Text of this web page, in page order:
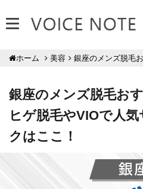
ホーム 美容 銀座のメンズ脱毛
銀座のメンズ脱毛お
ヒゲ脱毛やVIOで人
クはここ！